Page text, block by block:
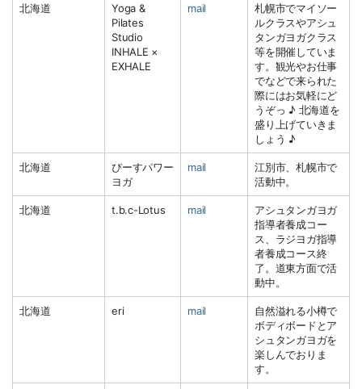
北海道
Yoga &
Pilates
Studio
INHALE ×
EXHALE
mail
札幌市でマイソー
ルクラスやアシュ
タンガヨガクラス
等を開催していま
す。観光やお仕事
でなどで来られた
際にはお気軽にど
うぞっ ♪ 北海道を
盛り上げていきま
しょう ♪
北海道
ぴーすパワー
ヨガ
mail
江別市、札幌市で
活動中。
北海道 t.b.c-Lotus mail
アシュタンガヨガ
指導者養成コー
ス、ラジヨガ指導
者養成コース終
了。道東方面で活
動中。
北海道 eri mail
自然溢れる小樽で
ボディボードとア
シュタンガヨガを
楽しんでおりま
す。